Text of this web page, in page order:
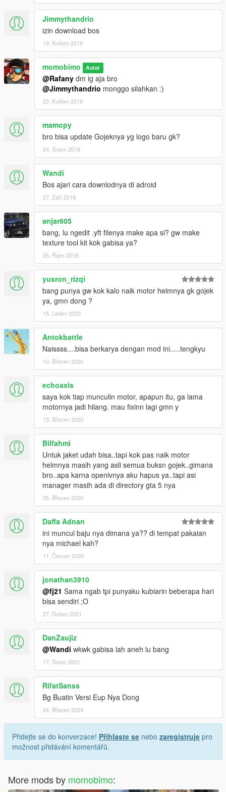
Jimmythandrio
izin download bos
19. Květen 2019
momobimo Autor
@Rafany dm ig aja bro
@Jimmythandrio monggo silahkan :)
22. Květen 2019
mamopy
bro bisa update Gojeknya yg logo baru gk?
24. Srpen 2019
Wandi
Bos ajari cara downlodnya di adroid
27. Září 2019
anjar605
bang, lu ngedit .yft filenya make apa si? gw make
texture tool kit kok gabisa ya?
05. Říjen 2019
yusron_rizqi
bang punya gw kok kalo naik motor helmnya gk gojek
ya, gmn dong ?
15. Leden 2020
Antokbattle
Naissss....bisa berkarya dengan mod ini.....tengkyu
10. Březen 2020
echoaxis
saya kok tiap munculin motor, apapun itu, ga lama
motornya jadi hilang. mau fixinn lagi gmn y
13. Březen 2020
Bilfahmi
Untuk jaket udah bisa..tapi kok pas naik motor
helmnya masih yang asli semua buksn gojek..gimana
bro..apa karna openivnya aku hapus ya..tapi asi
manager masih ada di directory gta 5 nya
25. Březen 2020
Daffa Adnan
ini muncul baju nya dimana ya?? di tempat pakaian
nya michael kah?
11. Červen 2020
jonathan3910
@fj21 Sama ngab tpi punyaku kubiarin beberapa hari
bisa sendiri ;O
27. Duben 2021
DanZaujiz
@Wandi wkwk gabisa lah aneh lu bang
17. Srpen 2021
RifatSanss
Bg Buatin Versi Eup Nya Dong
24. Březen 2024
Přidejte se do konverzace! Přihlaste se nebo zaregistruje pro
možnost přidávání komentářů.
More mods by momobimo: